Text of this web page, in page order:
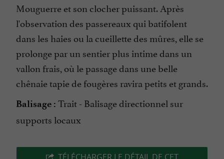
Mouguerre et son clocher puissant. Après
l'observation des passereaux qui batifolent
dans les haies ou la cueillette des mûres, elle se
prolonge par un sentier plus intime dans un
vallon frais, où le passage dans une belle
chênaie tapie de fougères ravira petits et grands.
Balisage : Trait - Balisage directionnel sur
supports locaux